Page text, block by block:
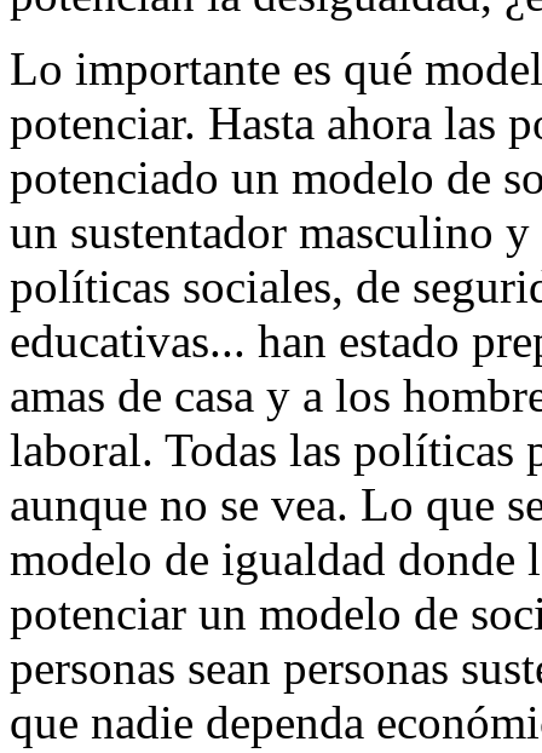
Lo importante es qué
potenciar. Hasta ahora las
potenciado un modelo de
un sustentador masculino
políticas sociales, de
educativas... han estado
amas de casa y a los
laboral. Todas las políticas
aunque no se vea. Lo que
modelo de igualdad donde
potenciar un modelo de
personas sean personas
que nadie dependa